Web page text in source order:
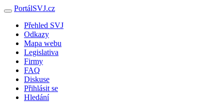
PortálSVJ.cz
Přehled SVJ
Odkazy
Mapa webu
Legislativa
Firmy
FAQ
Diskuse
Přihlásit se
Hledání